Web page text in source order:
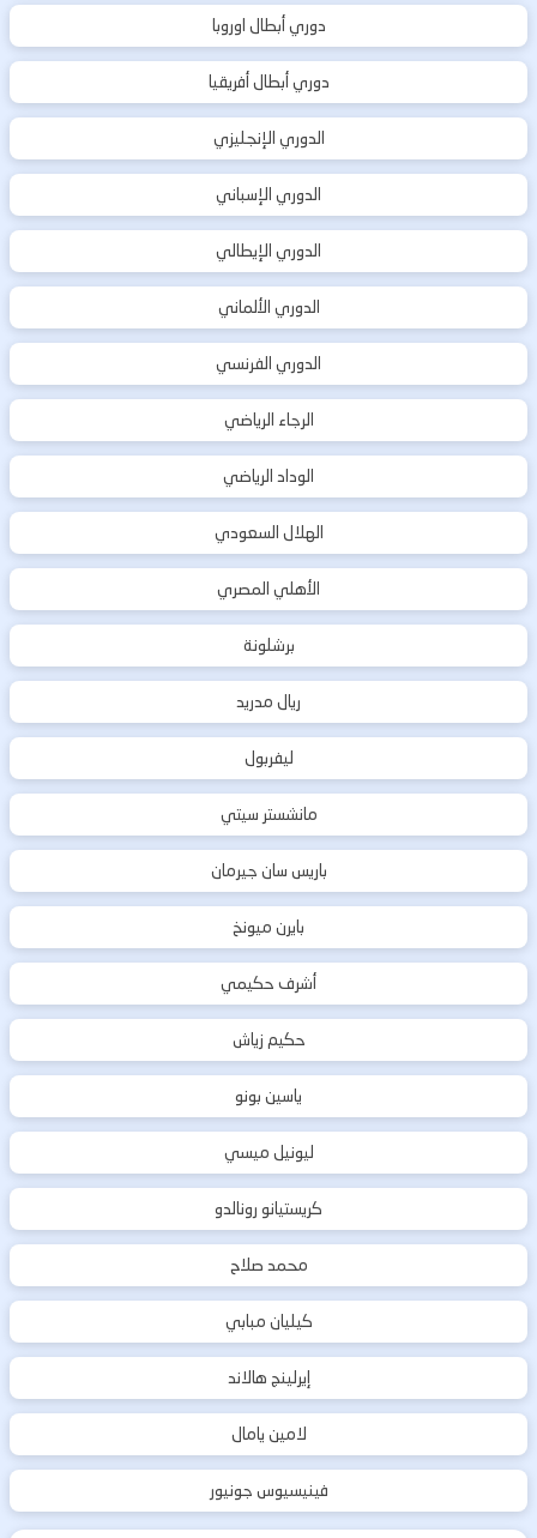
دوري أبطال اوروبا
دوري أبطال أفريقيا
الدوري الإنجليزي
الدوري الإسباني
الدوري الإيطالي
الدوري الألماني
الدوري الفرنسي
الرجاء الرياضي
الوداد الرياضي
الهلال السعودي
الأهلي المصري
برشلونة
ريال مدريد
ليفربول
مانشستر سيتي
باريس سان جيرمان
بايرن ميونخ
أشرف حكيمي
حكيم زياش
ياسين بونو
ليونيل ميسي
كريستيانو رونالدو
محمد صلاح
كيليان مبابي
إيرلينج هالاند
لامين يامال
فينيسيوس جونيور